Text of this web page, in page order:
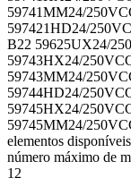
59741MM24/
597421HD24/
B22 59625UX24/
59743HX24/
59743MM24/
59744HD24/
59745HX24/
59745MM24/
elementos
número máximo de
12